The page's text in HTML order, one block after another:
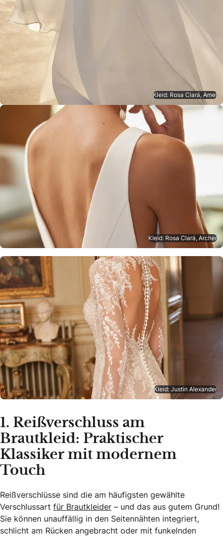
Kleid: Rosa Clará, Amel
Kleid: Rosa Clará, Archer
Kleid: Justin Alexander
1. Reißverschluss am
Brautkleid: Praktischer
Klassiker mit modernem
Touch
Reißverschlüsse sind die am häufigsten gewählte
Verschlussart für Brautkleider – und das aus gutem Grund!
Sie können unauffällig in den Seitennähten integriert,
schlicht am Rücken angebracht oder mit funkelnden